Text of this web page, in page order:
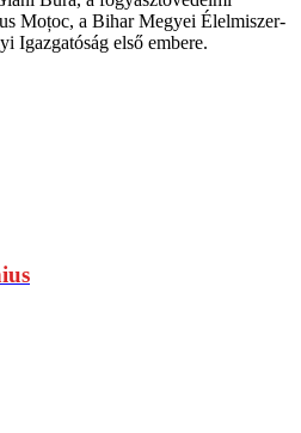
Moțoc, a Bihar Megyei Élelmiszer-
Igazgatóság első embere.